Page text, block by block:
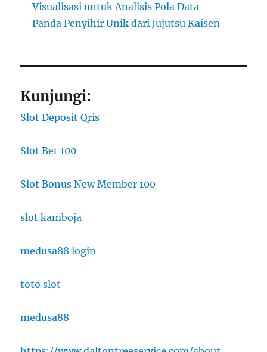
Visualisasi untuk Analisis Pola Data
Panda Penyihir Unik dari Jujutsu Kaisen
Kunjungi:
Slot Deposit Qris
Slot Bet 100
Slot Bonus New Member 100
slot kamboja
medusa88 login
toto slot
medusa88